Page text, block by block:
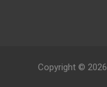
Copyright © 2026